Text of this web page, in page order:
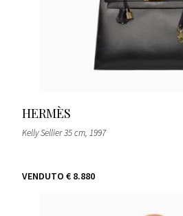
HERMÈS
Kelly Sellier 35 cm, 1997
VENDUTO € 8.880